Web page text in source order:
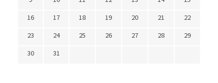
16
17 18 19 20 21
22
23
24 25 26 27 28
29
30
31